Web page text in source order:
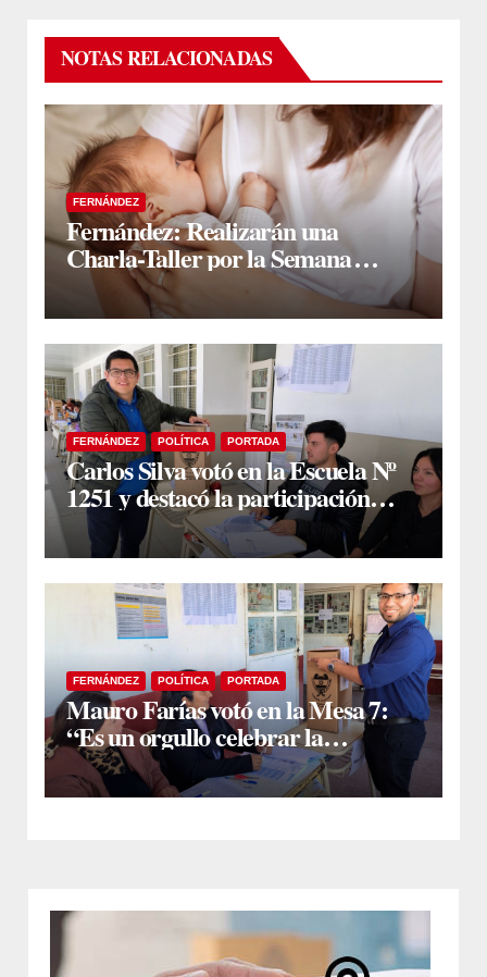
NOTAS RELACIONADAS
FERNÁNDEZ
Fernández: Realizarán una
Charla-Taller por la Semana
Mundial de la Lactancia Materna
FERNÁNDEZ POLÍTICA PORTADA
Carlos Silva votó en la Escuela Nº
1251 y destacó la participación
ciudadana
FERNÁNDEZ POLÍTICA PORTADA
Mauro Farías votó en la Mesa 7:
“Es un orgullo celebrar la
democracia y ver a la gente definir
el futuro de Fernández”